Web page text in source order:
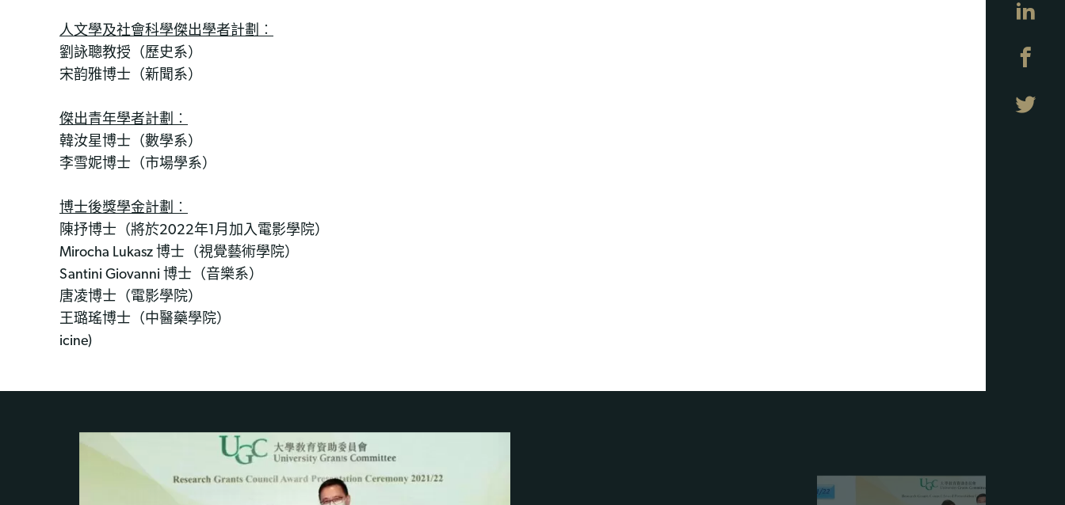
人文學及社會科學傑出學者計劃︰
劉詠聰教授（歷史系）
宋韵雅博士（新聞系）
傑出青年學者計劃︰
韓汝星博士（數學系）
李雪妮博士（市場學系）
博士後獎學金計劃︰
陳抒博士（將於2022年1月加入電影學院）
Mirocha Lukasz 博士（視覺藝術學院）
Santini Giovanni 博士（音樂系）
唐凌博士（電影學院）
王璐瑤博士（中醫藥學院）
icine)